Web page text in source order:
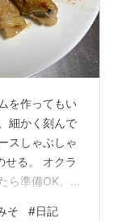
を作ってもい
細かく刻んで
スしゃぶしゃ
せる。 オクラ
ら準備OK。
そ #日記